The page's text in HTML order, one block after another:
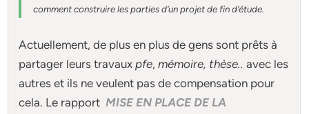
comment construire les parties d’un projet de fin d’étude
Actuellement, de plus en plus de gens sont prêts à
partager leurs travauxpfe,mémoire, thèse.. avec les
autres et ils ne veulent pas de compensation pour
cela. Le rapportMISE EN PLACE DE LA